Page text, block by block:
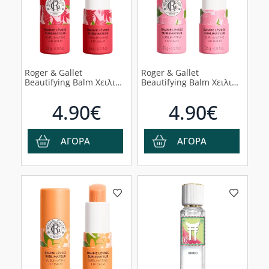
Roger & Gallet
Beautifying Balm Χειλιών
4.90€
ΑΓΟΡΑ
Roger & Gallet
Beautifying Balm Χειλιών
4.90€
ΑΓΟΡΑ